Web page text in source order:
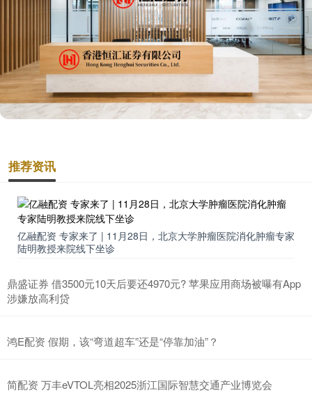
推荐资讯
亿融配资 专家来了 | 11月28日，北京大学肿瘤医院消化肿瘤专家
陆明教授来院线下坐诊
鼎盛证券 借3500元10天后要还4970元? 苹果应用商场被曝有App
涉嫌放高利贷
鸿E配资 假期，该“弯道超车”还是“停靠加油”？
简配资 万丰eVTOL亮相2025浙江国际智慧交通产业博览会